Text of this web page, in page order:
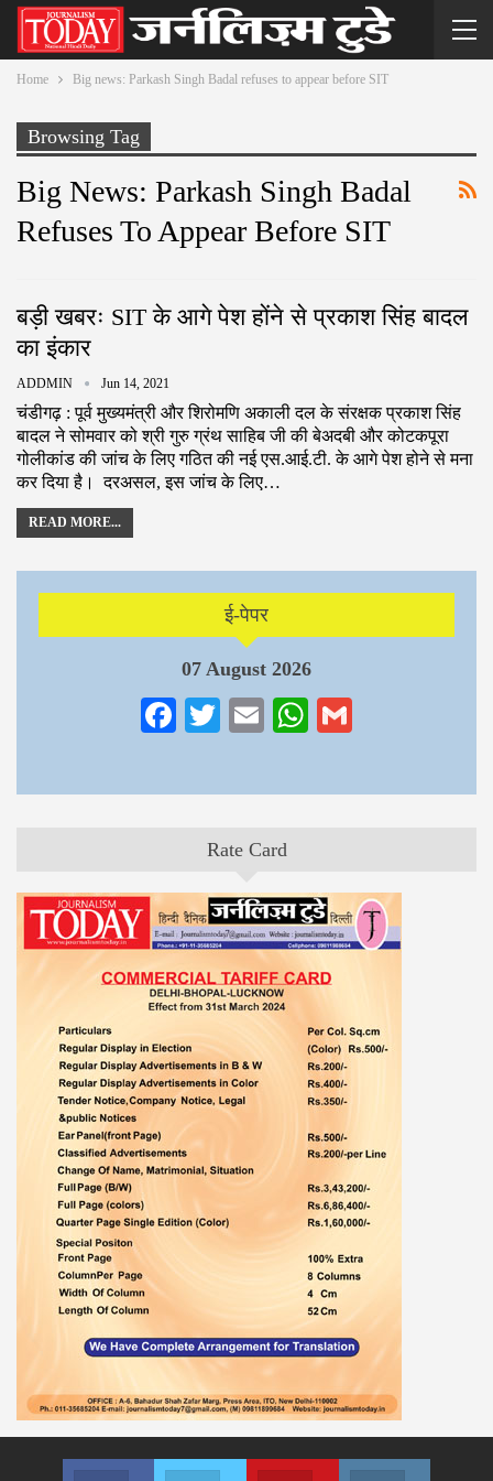
Home Big news: Parkash Singh Badal refuses to appear before SIT
Browsing Tag
Big News: Parkash Singh Badal
Refuses To Appear Before SIT
बड़ी खबरः SIT के आगे पेश होंने से प्रकाश सिंह बादल
का इंकार
ADDMIN Jun 14, 2021
चंडीगढ़ : पूर्व मुख्यमंत्री और शिरोमणि अकाली दल के संरक्षक प्रकाश सिंह
बादल ने सोमवार को श्री गुरु ग्रंथ साहिब जी की बेअदबी और कोटकपूरा
गोलीकांड की जांच के लिए गठित की नई एस.आई.टी. के आगे पेश होने से मना
कर दिया है। दरअसल, इस जांच के लिए…
READ MORE...
ई-पेपर
07 August 2026
Facebook
Twitter
EmailWhatsApp
Rate Card